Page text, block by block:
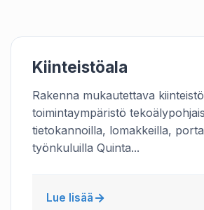
Kiinteistöala
Rakenna mukautettava
toimintaympäristö
tietokannoilla, lomakkeilla,
työnkuluilla Quinta...
Lue lisää